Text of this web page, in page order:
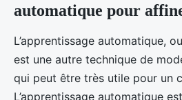
automatique pour
L’apprentissage automatique, ou
est une autre technique de
qui peut être très utile pour un
L’apprentissage automatique